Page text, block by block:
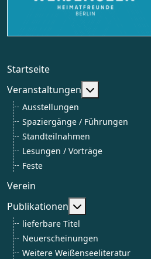
Startseite
Veranstaltungen
Weitere
Ausstellungen
Spaziergänge / Führungen
Standteilnahmen
Lesungen / Vorträge
Feste
Verein
Publikationen
Weitere
lieferbare Titel
Neuerscheinungen
Weitere Weißenseeliteratur